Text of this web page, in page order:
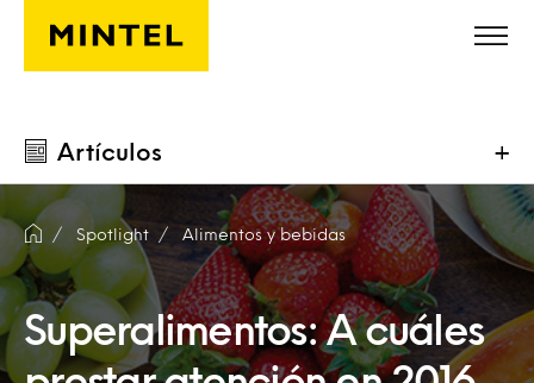
Saltar al contenido principal
Artículos +
Spotlight Alimentos y bebidas
Superalimentos: A cuáles